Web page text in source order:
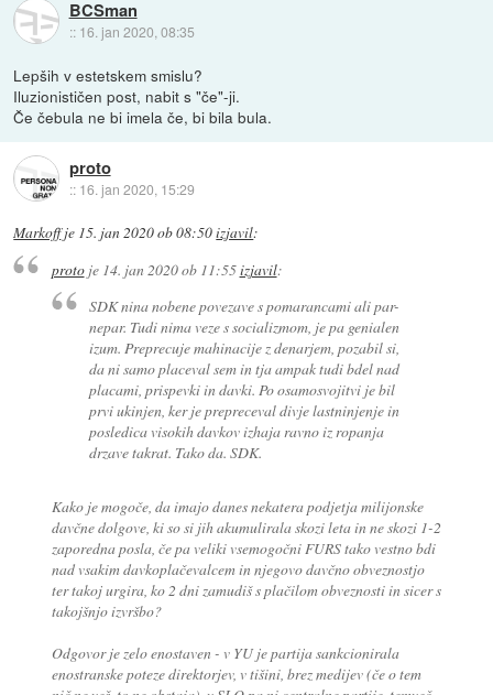
BCSman
:: 16. jan 2020, 08:35
Lepših v estetskem smislu?
Iluzionističen post, nabit s "če"-ji.
Če čebula ne bi imela če, bi bila bula.
proto
:: 16. jan 2020, 15:29
Markoffje 15. jan 2020 ob 08:50izjavil:
protoje 14. jan 2020 ob 11:55izjavil:
SDK nina nobene povezave s pomarancami ali par-
nepar. Tudi nima veze s socializmom, je pa genialen
izum. Preprecuje mahinacije z denarjem, pozabil si,
da ni samo placeval sem in tja ampak tudi bdel nad
placami, prispevki in davki. Po osamosvojitvi je bil
prvi ukinjen, ker je prepreceval divje lastninjenje in
posledica visokih davkov izhaja ravno iz ropanja
drzave takrat. Tako da. SDK.
Kako je mogoče, da imajo danes nekatera podjetja milijonske
davčne dolgove, ki so si jih akumulirala skozi leta in ne skozi 1-2
zaporedna posla, če pa veliki vsemogočni FURS tako vestno bdi
nad vsakim davkoplačevalcem in njegovo davčno obveznostjo
ter takoj urgira, ko 2 dni zamudiš s plačilom obveznosti in sicer s
takojšnjo izvršbo?
Odgovor je zelo enostaven - v YU je partija sankcionirala
enostranske poteze direktorjev, v tišini, brez medijev (če o tem